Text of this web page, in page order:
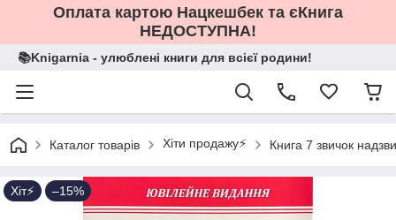
Оплата картою Нацкешбек та єКнига
НЕДОСТУПНА!
📚Knigarnia - улюблені книги для всієї родини!
Каталог товарів Хіти продажу⚡️ Книга 7 звичок
Хіт⚡️ –15%